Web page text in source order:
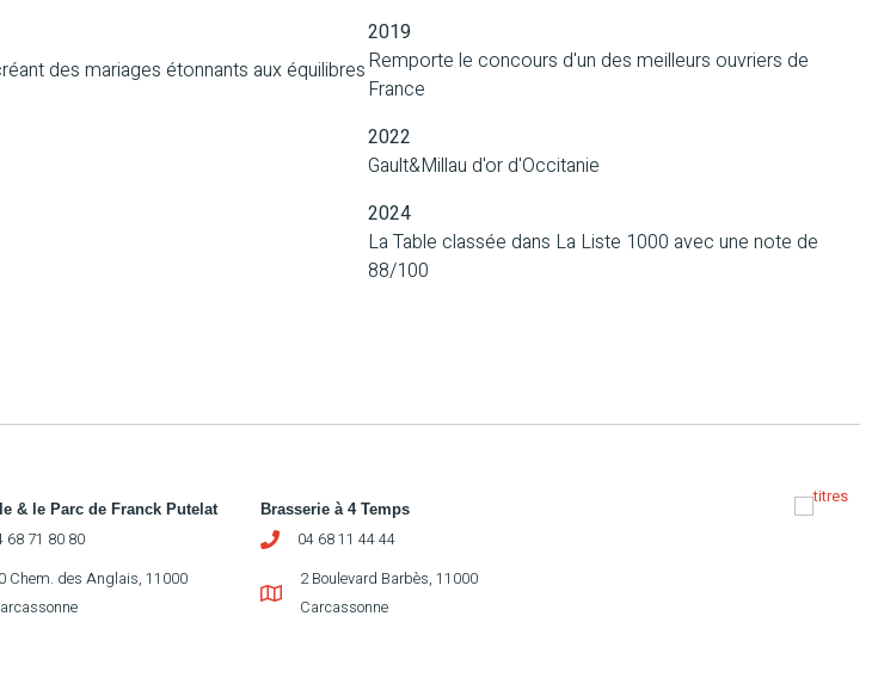
des mariages étonnants aux équilibres
2019
Remporte le concours d'un des meilleurs ouvriers de
France
2022
Gault&Millau d'or d'Occitanie
2024
La Table classée dans La Liste 1000 avec une note de
88/100
& le Parc de Franck Putelat
68 71 80 80
Chem. des Anglais, 11000
Brasserie à 4 Temps
04 68 11 44 44
2 Boulevard Barbès, 11000
Carcassonne